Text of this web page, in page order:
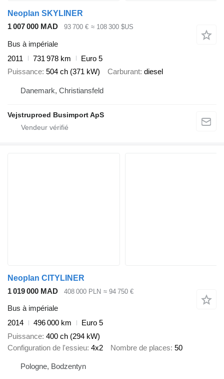
Neoplan SKYLINER
1 007 000 MAD
93 700 € ≈ 108 300 $US
Bus à impériale
2011
731 978 km
Euro 5
Puissance 504 ch (371 kW) Carburant diesel
Danemark, Christiansfeld
Vejstruproed Busimport ApS
Neoplan CITYLINER
1 019 000 MAD
408 000 PLN ≈ 94 750 €
Bus à impériale
2014
496 000 km
Euro 5
Puissance 400 ch (294 kW)
Configuration de l'essieu 4x2 Nombre de places 50
Pologne, Bodzentyn